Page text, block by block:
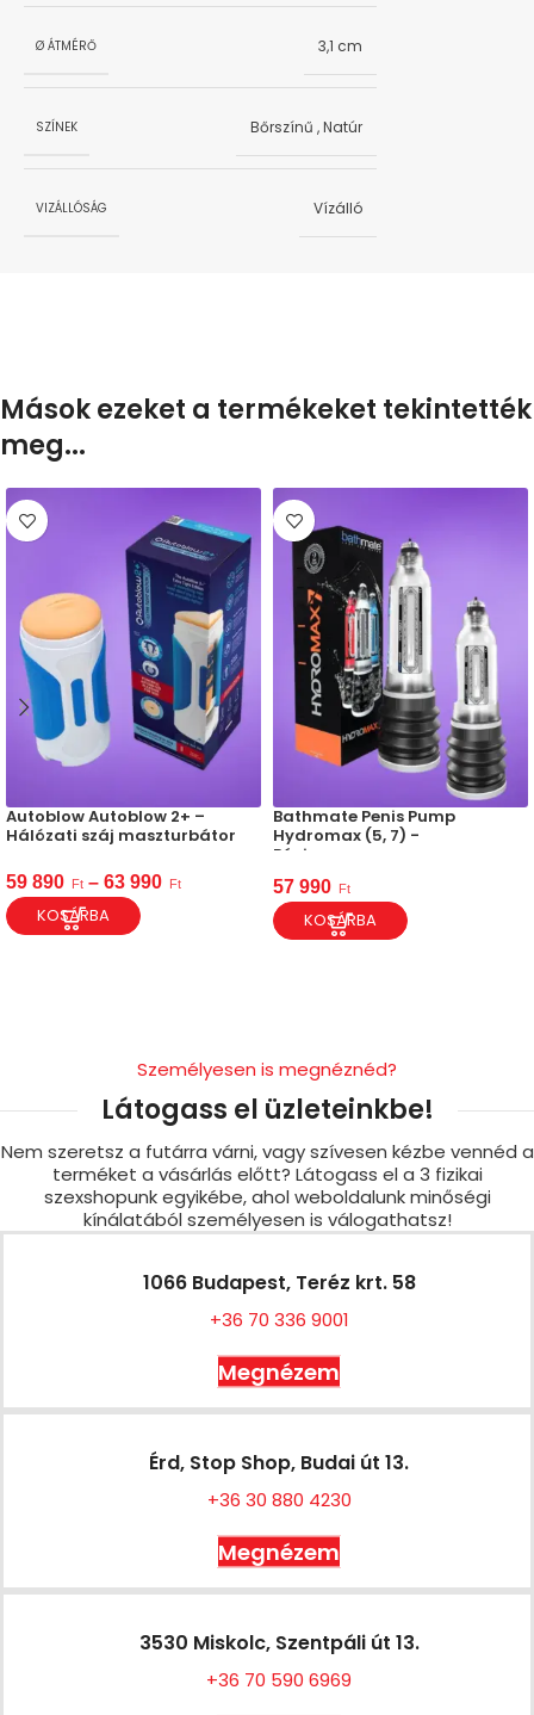
Ø ÁTMÉRŐ 3,1 cm
SZÍNEK Bőrszínű ,Natúr
VIZÁLLÓSÁG Vízálló
Mások ezeket a termékeket tekintették
meg...
Autoblow Autoblow 2+ –
Hálózati száj maszturbátor
59 890 Ft – 63 990 Ft
KOSÁRBA
Bathmate Penis Pump
Hydromax (5, 7) -
Péniszpumpa
57 990 Ft
KOSÁRBA
Személyesen is megnéznéd?
Látogass el üzleteinkbe!
Nem szeretsz a futárra várni, vagy szívesen kézbe vennéd a
terméket a vásárlás előtt? Látogass el a 3 fizikai
szexshopunk egyikébe, ahol weboldalunk minőségi
kínálatából személyesen is válogathatsz!
1066 Budapest, Teréz krt. 58
+36 70 336 9001
Megnézem
Érd, Stop Shop, Budai út 13.
+36 30 880 4230
Megnézem
3530 Miskolc, Szentpáli út 13.
+36 70 590 6969